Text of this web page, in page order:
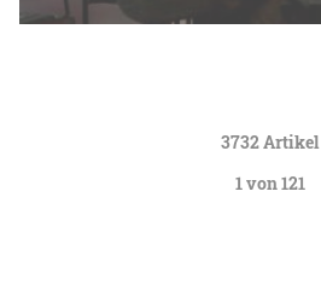
3732 Artikel
1 von 121